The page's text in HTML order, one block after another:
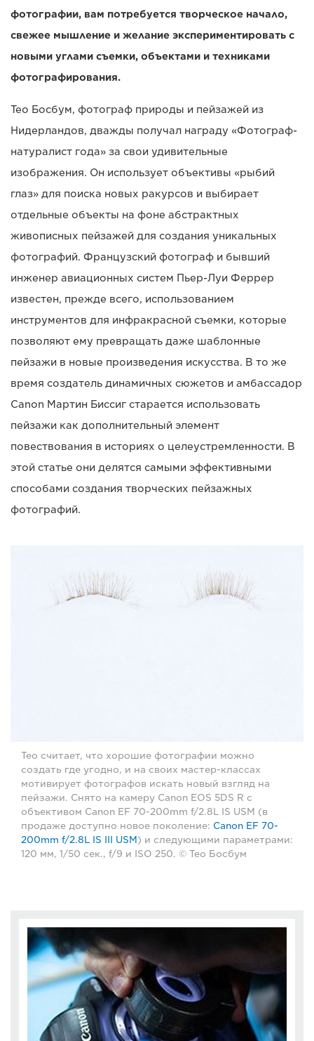
фотографии, вам потребуется творческое начало,
свежее мышление и желание экспериментировать с
новыми углами съемки, объектами и техниками
фотографирования.
Тео Босбум, фотограф природы и пейзажей из
Нидерландов, дважды получал награду «Фотограф-
натуралист года» за свои удивительные
изображения. Он использует объективы «рыбий
глаз» для поиска новых ракурсов и выбирает
отдельные объекты на фоне абстрактных
живописных пейзажей для создания уникальных
фотографий. Французский фотограф и бывший
инженер авиационных систем Пьер-Луи Феррер
известен, прежде всего, использованием
инструментов для инфракрасной съемки, которые
позволяют ему превращать даже шаблонные
пейзажи в новые произведения искусства. В то же
время создатель динамичных сюжетов и амбассадор
Canon Мартин Биссиг старается использовать
пейзажи как дополнительный элемент
повествования в историях о целеустремленности. В
этой статье они делятся самыми эффективными
способами создания творческих пейзажных
фотографий.
Тео считает, что хорошие фотографии можно
создать где угодно, и на своих мастер-классах
мотивирует фотографов искать новый взгляд на
пейзажи. Снято на камеру Canon EOS 5DS R с
объективом Canon EF 70-200mm f/2.8L IS USM (в
продаже доступно новое поколение: Canon EF 70-
200mm f/2.8L IS III USM) и следующими параметрами:
120 мм, 1/50 сек., f/9 и ISO 250. © Тео Босбум